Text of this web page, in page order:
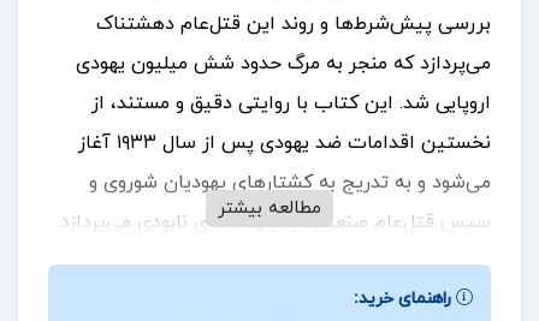
بررسی پیش‌شرط‌ها و روند این قتل‌عام دهشتناک
می‌پردازد که منجر به مرگ حدود شش میلیون یهودی
اروپایی شد. این کتاب با روایتی دقیق و مستند، از
نخستین اقدامات ضد یهودی پس از سال ۱۹۳۳ آغاز
می‌شود و به تدریج به کشتارهای یهودیان شوروی و
سپس قتل‌عام صنعتی در اردوگاه‌های نابودی می‌پردازد.
براکل با استفاده از منابع معتبر و شواهد تاریخی، تلاش
می‌کند تا تصویری جامع از این فاجعه انسانی ارائه دهد.
مطالعه بیشتر
راهنمای خرید: